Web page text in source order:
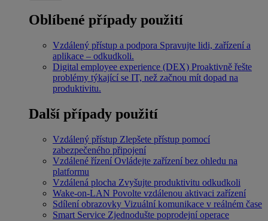
Oblíbené případy použití
Vzdálený přístup a podpora Spravujte lidi, zařízení a
aplikace – odkudkoli.
Digital employee experience (DEX) Proaktivně řešte
problémy týkající se IT, než začnou mít dopad na
produktivitu.
Další případy použití
Vzdálený přístup Zlepšete přístup pomocí
zabezpečeného připojení
Vzdálené řízení Ovládejte zařízení bez ohledu na
platformu
Vzdálená plocha Zvyšujte produktivitu odkudkoli
Wake-on-LAN Povolte vzdálenou aktivaci zařízení
Sdílení obrazovky Vizuální komunikace v reálném čase
Smart Service Zjednodušte poprodejní operace